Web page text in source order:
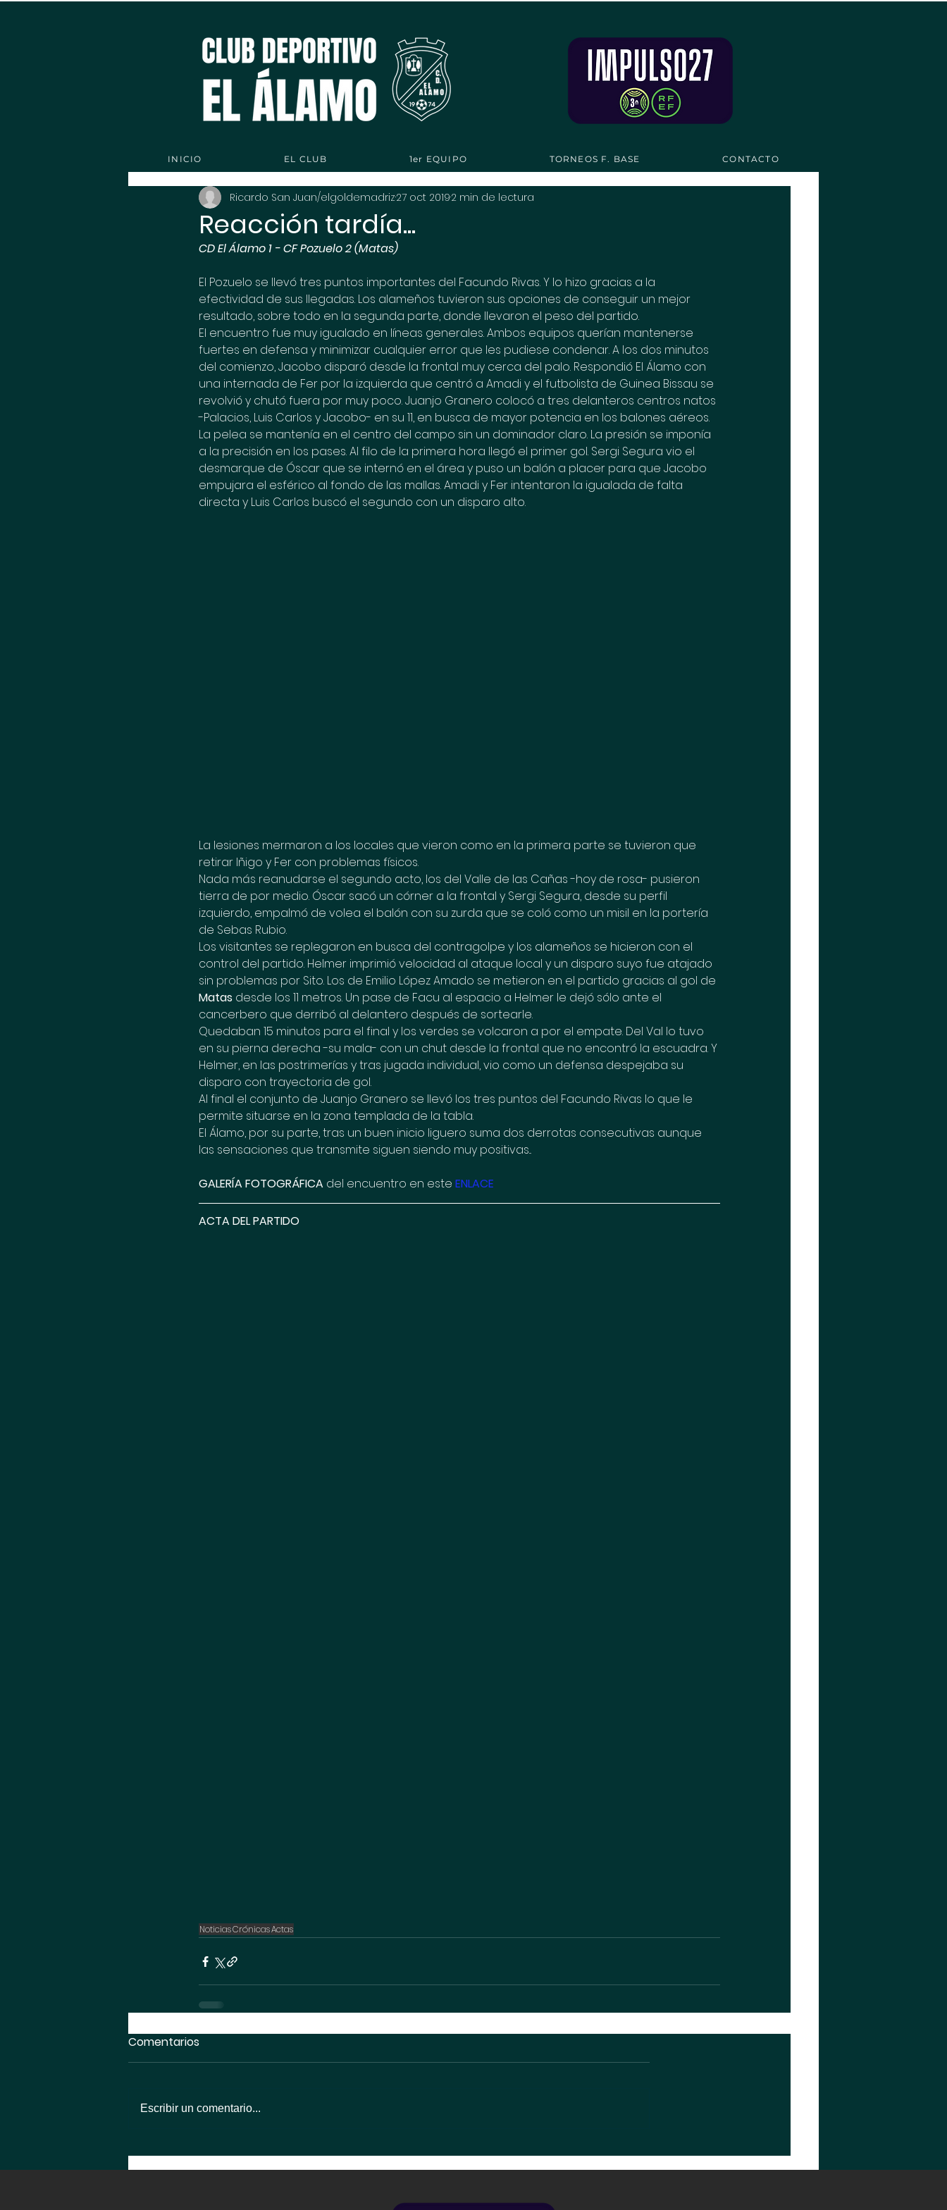
INICIO EL CLUB 1er EQUIPO TORNEOS F. BASE CONTACTO
Reacción tardía...
Ricardo San Juan/elgoldemadriz27 oct 20192 min de lectura
CD El Álamo 1 - CF Pozuelo 2 (Matas)
El Pozuelo se llevó tres puntos importantes del Facundo Rivas. Y lo hizo gracias a la
efectividad de sus llegadas. Los alameños tuvieron sus opciones de conseguir un mejor
resultado, sobre todo en la segunda parte, donde llevaron el peso del partido.
El encuentro fue muy igualado en líneas generales. Ambos equipos querían mantenerse
fuertes en defensa y minimizar cualquier error que les pudiese condenar. A los dos minutos
del comienzo, Jacobo disparó desde la frontal muy cerca del palo. Respondió El Álamo con
una internada de Fer por la izquierda que centró a Amadi y el futbolista de Guinea Bissau se
revolvió y chutó fuera por muy poco. Juanjo Granero colocó a tres delanteros centros natos
-Palacios, Luis Carlos y Jacobo- en su 11, en busca de mayor potencia en los balones aéreos.
La pelea se mantenía en el centro del campo sin un dominador claro. La presión se imponía
a la precisión en los pases. Al filo de la primera hora llegó el primer gol. Sergi Segura vio el
desmarque de Óscar que se internó en el área y puso un balón a placer para que Jacobo
empujara el esférico al fondo de las mallas. Amadi y Fer intentaron la igualada de falta
directa y Luis Carlos buscó el segundo con un disparo alto.
La lesiones mermaron a los locales que vieron como en la primera parte se tuvieron que
retirar Iñigo y Fer con problemas físicos.
Nada más reanudarse el segundo acto, los del Valle de las Cañas -hoy de rosa- pusieron
tierra de por medio. Óscar sacó un córner a la frontal y Sergi Segura, desde su perfil
izquierdo, empalmó de volea el balón con su zurda que se coló como un misil en la portería
de Sebas Rubio.
Los visitantes se replegaron en busca del contragolpe y los alameños se hicieron con el
control del partido. Helmer imprimió velocidad al ataque local y un disparo suyo fue atajado
sin problemas por Sito. Los de Emilio López Amado se metieron en el partido gracias al gol de
Matas desde los 11 metros. Un pase de Facu al espacio a Helmer le dejó sólo ante el
cancerbero que derribó al delantero después de sortearle.
Quedaban 15 minutos para el final y los verdes se volcaron a por el empate. Del Val lo tuvo
en su pierna derecha -su mala- con un chut desde la frontal que no encontró la escuadra. Y
Helmer, en las postrimerías y tras jugada individual, vio como un defensa despejaba su
disparo con trayectoria de gol.
Al final el conjunto de Juanjo Granero se llevó los tres puntos del Facundo Rivas lo que le
permite situarse en la zona templada de la tabla.
El Álamo, por su parte, tras un buen inicio liguero suma dos derrotas consecutivas aunque
las sensaciones que transmite siguen siendo muy positivas...
GALERÍA FOTOGRÁFICA del encuentro en este ENLACE
ACTA DEL PARTIDO
NoticiasCrónicasActas
Comentarios
Escribir un comentario...